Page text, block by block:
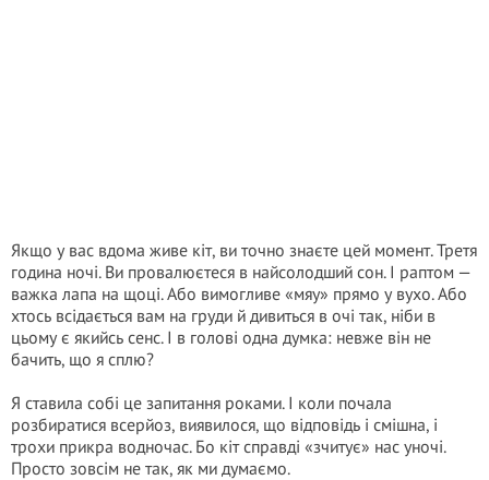
Якщо у вас вдома живе кіт, ви точно знаєте цей момент. Третя
година ночі. Ви провалюєтеся в найсолодший сон. І раптом —
важка лапа на щоці. Або вимогливе «мяу» прямо у вухо. Або
хтось всідається вам на груди й дивиться в очі так, ніби в
цьому є якийсь сенс. І в голові одна думка: невже він не
бачить, що я сплю?
Я ставила собі це запитання роками. І коли почала
розбиратися всерйоз, виявилося, що відповідь і смішна, і
трохи прикра водночас. Бо кіт справді «зчитує» нас уночі.
Просто зовсім не так, як ми думаємо.